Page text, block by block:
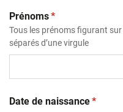
Prénoms(obligatoire)
*
Tous les prénoms figurant sur
séparés d’une virgule
Date de naissance*